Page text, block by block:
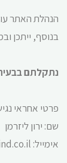
הנהלת האתר
בנוסף, ייתכן
נתקלתם
פרטי אחראי
שם: ירון ליזרמן
אימייל: office@bemind.co.il